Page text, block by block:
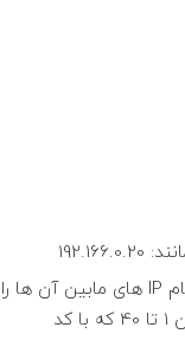
در این حالت می توانید با قرار دادن این علامت ” – ” بین دو IP، تمام IP های مابین آن ها را
بلاک کنید، برای مثال شما با وارد کردن ۱۹۲.۱۶۸.۰.۱-۱۹۲.۱۶۸.۰.۴۰ می توانید تمام IP هایی بین 1 تا 40 که با کد